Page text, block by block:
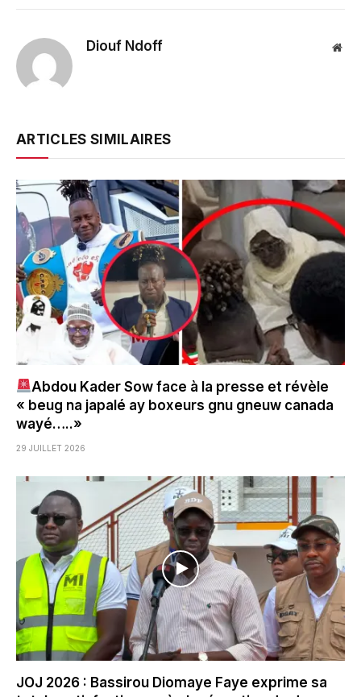
Diouf Ndoff
ARTICLES SIMILAIRES
Abdou Kader Sow face à la presse et révèle
« beug na japalé ay boxeurs gnu gneuw canada
wayé…..»
29 JUILLET 2026
JOJ 2026 : Bassirou Diomaye Faye exprime sa